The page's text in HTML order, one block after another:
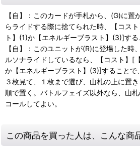
【自】：このカードが手札から、(G)に置
らライドする際に捨てられた時、【コス
ト】(1)か【エネルギーブラスト】(3)]する
【自】：このユニットが(R)に登場した時
ルソナライドしているなら、【コスト】[
か【エネルギーブラスト】(3)]することで
３枚見て、１枚まで選び、山札の上に置
順で置く。バトルフェイズ以外なら、山
コールしてよい。
この商品を買った人は、こんな商